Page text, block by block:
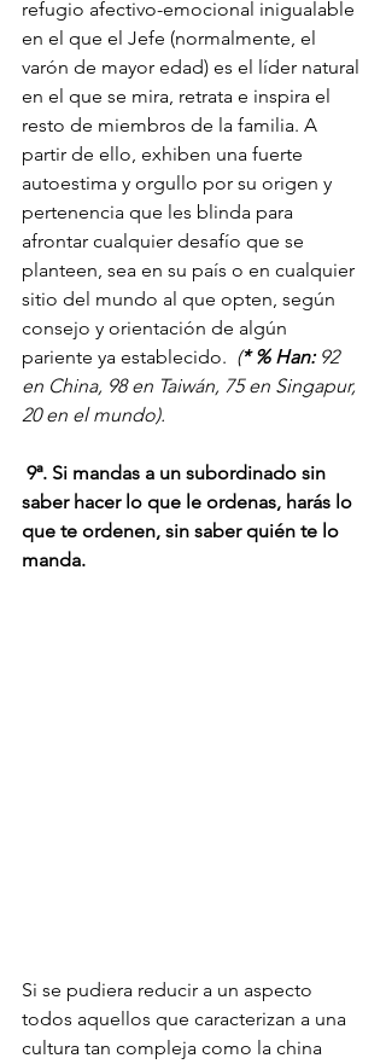
refugio afectivo-emocional inigualable
en el que el Jefe (normalmente, el
varón de mayor edad) es el líder natural
en el que se mira, retrata e inspira el
resto de miembros de la familia. A
partir de ello, exhiben una fuerte
autoestima y orgullo por su origen y
pertenencia que les blinda para
afrontar cualquier desafío que se
planteen, sea en su país o en cualquier
sitio del mundo al que opten, según
consejo y orientación de algún
pariente ya establecido. (* % Han: 92
en China, 98 en Taiwán, 75 en Singapur,
20 en el mundo).
9ª. Si mandas a un subordinado sin
saber hacer lo que le ordenas, harás lo
que te ordenen, sin saber quién te lo
manda.
Si se pudiera reducir a un aspecto
todos aquellos que caracterizan a una
cultura tan compleja como la china